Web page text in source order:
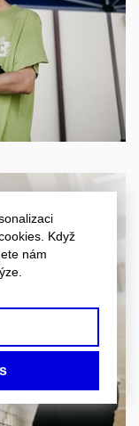
Když
nám